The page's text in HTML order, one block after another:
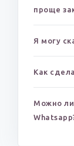
проще
Я могу
Как
Можно ли